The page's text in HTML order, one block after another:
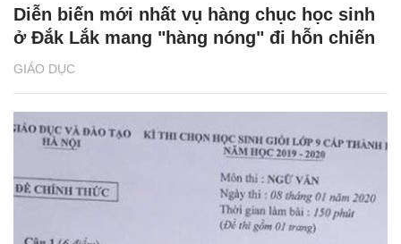
GIÁO DỤC
Diễn biến mới nhất vụ hàng chục học sinh
ở Đắk Lắk mang "hàng nóng" đi hỗn chiến